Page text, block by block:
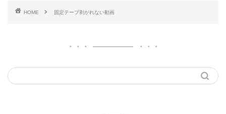
HOME 固定テープ剥がれない動画